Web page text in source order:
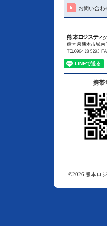
お問い合わ
携帯
©2026 熊本ロ